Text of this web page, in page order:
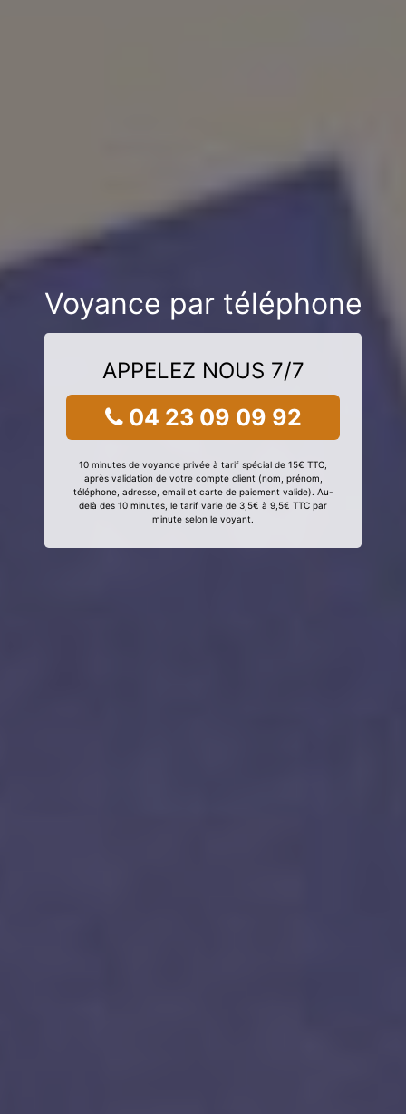
Voyance par téléphone
APPELEZ NOUS 7/7
04 23 09 09 92
10 minutes de voyance privée à tarif spécial de 15€ TTC,
après validation de votre compte client (nom, prénom,
téléphone, adresse, email et carte de paiement valide). Au-
delà des 10 minutes, le tarif varie de 3,5€ à 9,5€ TTC par
minute selon le voyant.